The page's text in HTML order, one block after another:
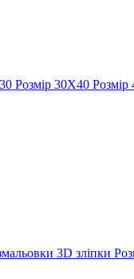
Розмір 30Х40
3D зліпки